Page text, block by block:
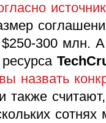
$250-300 млн.
назвать
также
сотнях